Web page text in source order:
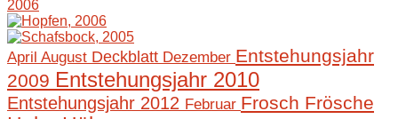
April August Deckblatt Dezember Entstehungsjahr
2009 Entstehungsjahr 2010
Entstehungsjahr 2012 Februar Frosch Frösche